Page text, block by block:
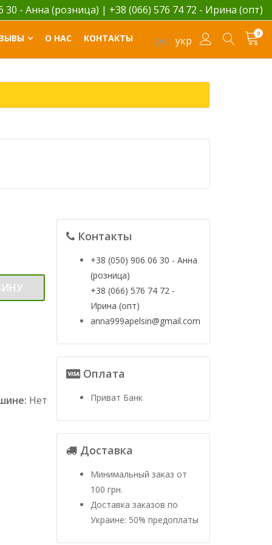
30 - Анна (розница) | +38 (066) 576 74 72 - Ирина (опт)
рус укр
0
О НАС КОНТАКТЫ
Нет
Контакты
+38 (050) 906 06 30 - Анна
(розница)
+38 (066) 576 74 72 -
Ирина (опт)
anna999apelsin@gmail.com
Оплата
Приват Банк
Доставка
Минимальный заказ от
100 грн.
Доставка заказов по
Украине: 50% предоплаты